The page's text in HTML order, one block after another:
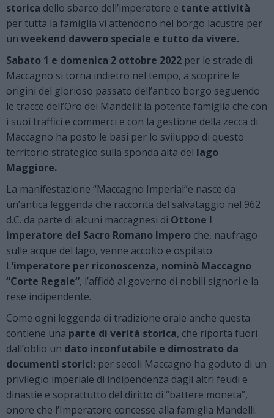
storica dello sbarco dell’imperatore e tante attività
per tutta la famiglia vi attendono nel borgo lacustre per
un weekend davvero speciale e tutto da vivere.
Sabato 1 e domenica 2 ottobre 2022 per le strade di
Maccagno si torna indietro nel tempo, a scoprire le
origini del glorioso passato dell’antico borgo seguendo
le tracce dell’Oro dei Mandelli: la potente famiglia che con
i suoi traffici e commerci e con la gestione della zecca di
Maccagno ha posto le basi per lo sviluppo di questo
territorio strategico sulla sponda alta del lago
Maggiore.
La manifestazione “Maccagno Imperial”e nasce da
un’antica leggenda che racconta del salvataggio nel 962
d.C. da parte di alcuni maccagnesi di Ottone I
imperatore del Sacro Romano Impero che, naufrago
sulle acque del lago, venne accolto e ospitato.
L’imperatore per riconoscenza, nominò Maccagno
“Corte Regale“, l’affidò al governo di nobili signori e la
rese indipendente.
Come ogni leggenda di tradizione orale anche questa
contiene una parte di verità storica, che riporta fuori
dall’oblio un dato inconfutabile e dimostrato da
documenti storici: per secoli Maccagno ha goduto di un
privilegio imperiale di indipendenza dagli altri feudi e
dinastie e soprattutto del diritto di “battere moneta”,
onore che l’Imperatore concesse alla famiglia Mandelli.